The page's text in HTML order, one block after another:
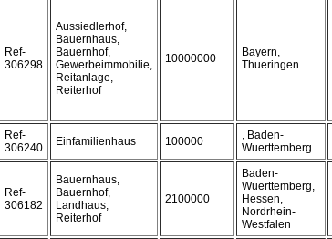
Ref-
306298
Aussiedlerhof,
Bauernhaus,
Bauernhof,
Gewerbeimmobilie,
Reitanlage,
Reiterhof
10000000
Bayern,
Thueringen
Ref-
306240
Einfamilienhaus 100000
, Baden-
Wuerttemberg
Ref-
306182
Bauernhaus,
Bauernhof,
Landhaus,
Reiterhof
2100000
Baden-
Wuerttemberg,
Hessen,
Nordrhein-
Westfalen